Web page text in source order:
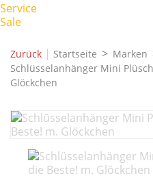
Service
Sale
Zurück | Startseite Marken
Schlüsselanhänger Mini
Glöckchen